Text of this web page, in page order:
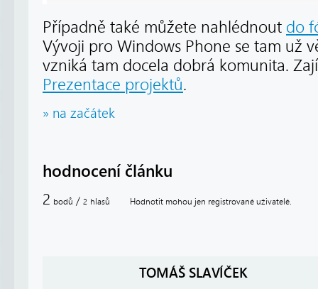
Případně také můžete nahlédnout do
Vývoji pro Windows Phone se tam už
vzniká tam docela dobrá komunita.
Prezentace projektů.
» na začátek
hodnocení článku
2 bodů / 2 hlasů Hodnotit mohou jen registrované uživatelé.
TOMÁŠ SLAVÍČEK